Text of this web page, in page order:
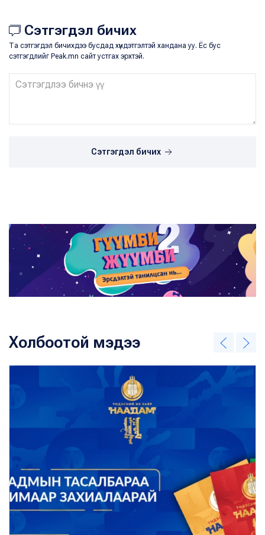
Сэтгэгдэл бичих
Та сэтгэгдэл бичихдээ бусдад хүндэтгэлтэй хандана уу. Ёс бус
сэтгэгдлийг Peak.mn сайт устгах эрхтэй.
Сэтгэгдэл бичих
Холбоотой мэдээ